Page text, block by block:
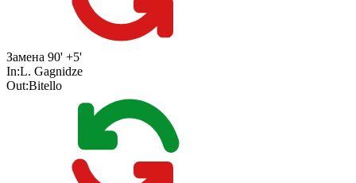
Замена 90' +5'
In:L. Gagnidze
Out:Bitello